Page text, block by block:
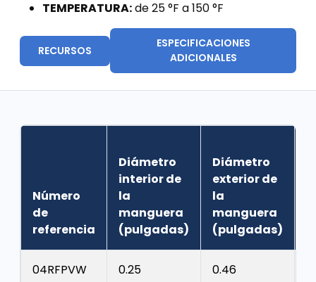
TEMPERATURA:de 25 °F a 150 °F
RECURSOS
ESPECIFICACIONES
ADICIONALES
Número
de
referencia
Diámetro
interior de
la
manguera
(pulgadas)
Diámetro
exterior de
la
manguera
(pulgadas)
04RFPVW 0.25 0.46